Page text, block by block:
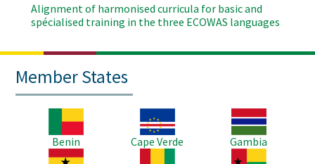
Alignment of harmonised curricula for basic and
spécialised training in the three ECOWAS languages
Member States
Benin
Image
Cape Verde
Image
Gambia
Image
Image